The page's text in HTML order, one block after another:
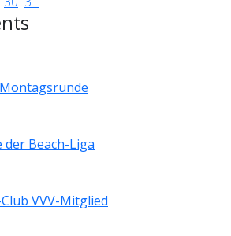
der Beach-Liga
VVV-Mitglied